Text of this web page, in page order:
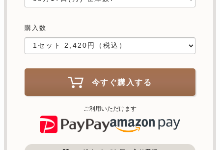
購入数
今すぐ購入する
ご利用いただけます